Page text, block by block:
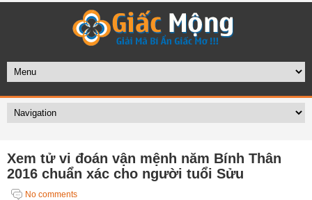
Xem tử vi đoán vận mệnh năm Bính Thân
2016 chuẩn xác cho người tuổi Sửu
No comments